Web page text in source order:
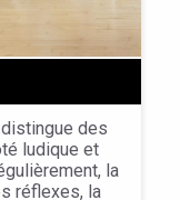
des
ludique et
la
réflexes, la